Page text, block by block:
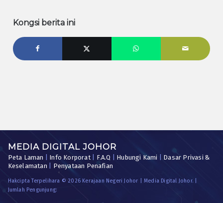
Kongsi berita ini
MEDIA DIGITAL JOHOR
Peta Laman Info Korporat| F.A.Q Hubungi Kami
Dasar Privasi &
Keselamatan
Penyataan Penafian
Hakcipta Terpelihara © 2026 Kerajaan Negeri Johor | Media Digital Johor. |
Jumlah Pengunjung: